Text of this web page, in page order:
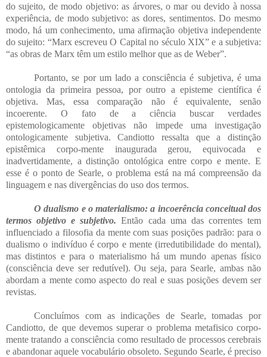
do sujeito, de modo objetivo: as árvores, o mar ou devido à nossa
experiência, de modo subjetivo: as dores, sentimentos. Do mesmo
modo, há um conhecimento, uma afirmação objetiva independente
do sujeito: “Marx escreveu O Capital no século XIX” e a subjetiva:
“as obras de Marx têm um estilo melhor que as de Weber”.
Portanto, se por um lado a consciência é subjetiva, é uma
ontologia da primeira pessoa, por outro a episteme científica é
objetiva. Mas, essa comparação não é equivalente, senão
incoerente. O fato de a ciência buscar verdades
epistemologicamente objetivas não impede uma investigação
ontologicamente subjetiva. Candiotto ressalta que a distinção
epistêmica corpo-mente inaugurada gerou, equivocada e
inadvertidamente, a distinção ontológica entre corpo e mente. E
esse é o ponto de Searle, o problema está na má compreensão da
linguagem e nas divergências do uso dos termos.
O dualismo e o materialismo: a incoerência conceitual dos
termos objetivo e subjetivo. Então cada uma das correntes tem
influenciado a filosofia da mente com suas posições padrão: para o
dualismo o indivíduo é corpo e mente (irredutibilidade do mental),
mas distintos e para o materialismo há um mundo apenas físico
(consciência deve ser redutível). Ou seja, para Searle, ambas não
abordam a mente como aspecto do real e suas posições devem ser
revistas.
Concluímos com as indicações de Searle, tomadas por
Candiotto, de que devemos superar o problema metafisico corpo-
mente tratando a consciência como resultado de processos cerebrais
e abandonar aquele vocabulário obsoleto. Segundo Searle, é preciso